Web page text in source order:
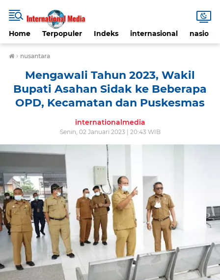
Home Terpopuler Indeks internasional nasional
› nusantara
Mengawali Tahun 2023, Wakil
Bupati Asahan Sidak ke Beberapa
OPD, Kecamatan dan Puskesmas
internationalmedia
Senin, 02 Januari 2023 | 20:43 WIB